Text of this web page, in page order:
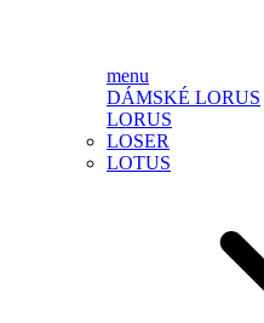
menu
DÁMSKÉ LORUS
LORUS
LOSER
LOTUS